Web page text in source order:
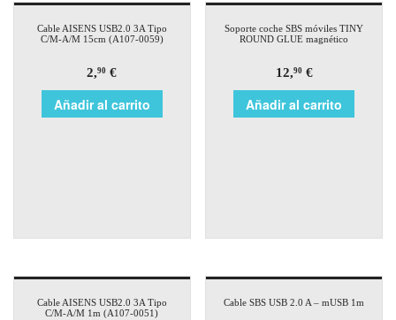
Cable AISENS USB2.0 3A Tipo
C/M-A/M 15cm (A107-0059)
2,90 €
Añadir al carrito
Soporte coche SBS móviles TINY
ROUND GLUE magnético
12,90€
Añadir al carrito
Cable AISENS USB2.0 3A Tipo
C/M-A/M 1m (A107-0051)
Cable SBS USB 2.0 A – mUSB 1m